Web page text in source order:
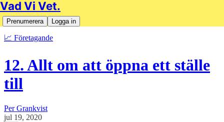
Vad Vi Vet.
Prenumerera Logga in
📈 Företagande
12. Allt om att öppna ett ställe
till
Per Grankvist
jul 19, 2020